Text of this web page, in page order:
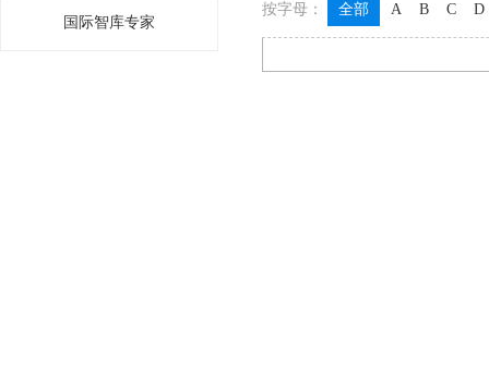
国际智库专家
按字母：
全部 A B C D